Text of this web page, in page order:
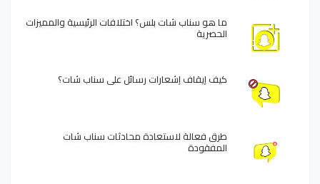
ما هو سناب شات بلس؟ اختلافات الرئيسية والمميزات
الحصرية
كيف إيقاف إشعارات رسائل على سناب شات؟
طرق فعالة لاستعادة محادثات سناب شات
المفقودة